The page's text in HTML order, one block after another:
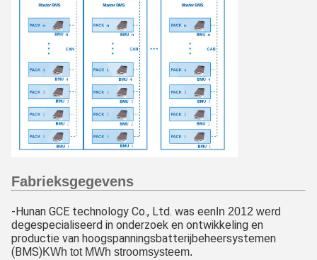
Fabrieksgegevens
- Hunan GCE technology Co., Ltd. was eenIn 2012 werd
degespecialiseerd in onderzoek en ontwikkeling en
productie van hoogspanningsbatterijbeheersystemen
(BMS)KWh tot MWh stroomsysteem.